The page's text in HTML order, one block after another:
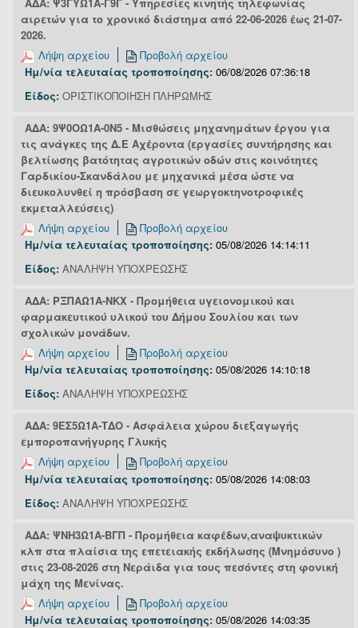
αιρετών για το χρονικό διάστημα από 22-06-2026 έως 21-07-
2026.
Λήψη αρχείου
Προβολή αρχείου
Ημ/νία τελευταίας τροποποίησης: 06/08/2026 07:36:18
Είδος: ΟΡΙΣΤΙΚΟΠΟΙΗΣΗ ΠΛΗΡΩΜΗΣ
ΑΔΑ: 9Ψ0ΟΩ1Α-0Ν5 - Μισθώσεις μηχανημάτων έργου για
τις ανάγκες της Δ.Ε Αχέροντα (εργασίες συντήρησης και
βελτίωσης βατότητας αγροτικών οδών στις κοινότητες
Γαρδικίου-Σκανδάλου με μηχανικά μέσα ώστε να
διευκολυνθεί η πρόσβαση σε γεωργοκτηνοτροφικές
εκμεταλλεύσεις)
Λήψη αρχείου
Προβολή αρχείου
Ημ/νία τελευταίας τροποποίησης: 05/08/2026 14:14:11
Είδος: ΑΝΑΛΗΨΗ ΥΠΟΧΡΕΩΣΗΣ
ΑΔΑ: ΡΞΠΑΩ1Α-ΝΚΧ - Προμήθεια υγειονομικού και
φαρμακευτικού υλικού του Δήμου Σουλίου και των
σχολικών μονάδων.
Λήψη αρχείου
Προβολή αρχείου
Ημ/νία τελευταίας τροποποίησης: 05/08/2026 14:10:18
Είδος: ΑΝΑΛΗΨΗ ΥΠΟΧΡΕΩΣΗΣ
ΑΔΑ: 9ΕΣ5Ω1Α-ΤΔΟ - Ασφάλεια χώρου διεξαγωγής
εμποροπανήγυρης Γλυκής
Λήψη αρχείου
Προβολή αρχείου
Ημ/νία τελευταίας τροποποίησης: 05/08/2026 14:08:03
Είδος: ΑΝΑΛΗΨΗ ΥΠΟΧΡΕΩΣΗΣ
ΑΔΑ: ΨΝΗ3Ω1Α-ΒΓΠ - Προμήθεια καφέδων,αναψυκτικών
κλπ στα πλαίσια της επετειακής εκδήλωσης (Μνημόσυνο )
στις 23-08-2026 στη Νεράιδα για τους πεσόντες στη φονική
μάχη της Μενίνας.
Λήψη αρχείου
Προβολή αρχείου
Ημ/νία τελευταίας τροποποίησης: 05/08/2026 14:03:35